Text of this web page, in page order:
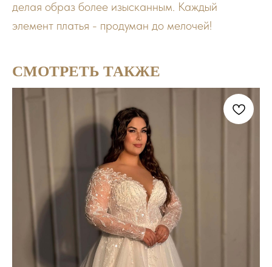
делая образ более изысканным. Каждый
элемент платья - продуман до мелочей!
СМОТРЕТЬ ТАКЖЕ